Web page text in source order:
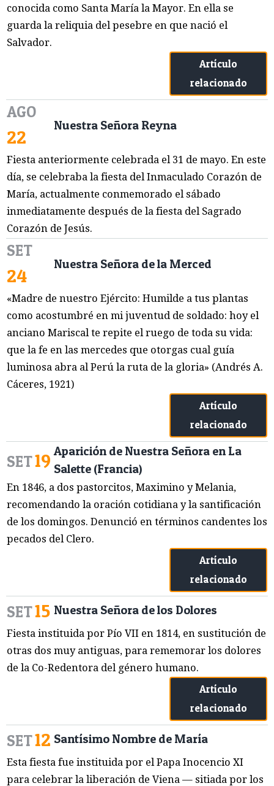
conocida como Santa María la Mayor. En ella se
guarda la reliquia del pesebre en que nació el
Salvador.
Artículo
relacionado
AGO
22
Nuestra Señora Reyna
Fiesta anteriormente celebrada el 31 de mayo. En este
día, se celebraba la fiesta del Inmaculado Corazón de
María, actualmente conmemorado el sábado
inmediatamente después de la fiesta del Sagrado
Corazón de Jesús.
SET
24
Nuestra Señora de la Merced
«Madre de nuestro Ejército: Humilde a tus plantas
como acostumbré en mi juventud de soldado: hoy el
anciano Mariscal te repite el ruego de toda su vida:
que la fe en las mercedes que otorgas cual guía
luminosa abra al Perú la ruta de la gloria» (Andrés A.
Cáceres, 1921)
Artículo
relacionado
SET19 Aparición de Nuestra Señora en La
Salette (Francia)
En 1846, a dos pastorcitos, Maximino y Melania,
recomendando la oración cotidiana y la santificación
de los domingos. Denunció en términos candentes los
pecados del Clero.
Artículo
relacionado
SET15 Nuestra Señora de los Dolores
Fiesta instituida por Pío VII en 1814, en sustitución de
otras dos muy antiguas, para rememorar los dolores
de la Co-Redentora del género humano.
Artículo
relacionado
SET12 Santísimo Nombre de María
Esta fiesta fue instituida por el Papa Inocencio XI
para celebrar la liberación de Viena — sitiada por los